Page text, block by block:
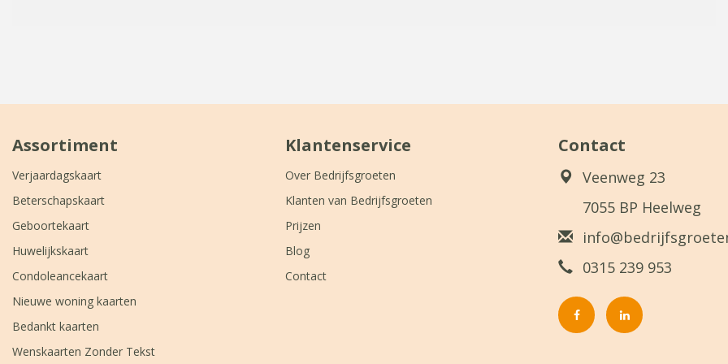
Assortiment
Verjaardagskaart
Beterschapskaart
Geboortekaart
Huwelijkskaart
Condoleancekaart
Nieuwe woning kaarten
Bedankt kaarten
Wenskaarten Zonder Tekst
Klantenservice
Over Bedrijfsgroeten
Klanten van Bedrijfsgroeten
Prijzen
Blog
Contact
Contact
Veenweg 23
7055 BP Heelweg
0315 239 953